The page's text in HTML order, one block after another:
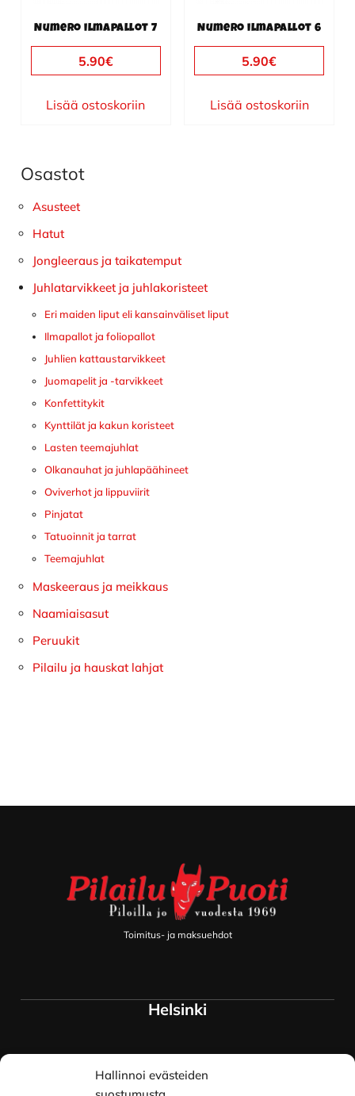
Hallinnoi evästeiden
Numero ilmapallot 7
5.90€
Lisää ostoskoriin
Numero ilmapallot 6
5.90€
Lisää ostoskoriin
Ensisijainen
sivupalkki
Osastot
Asusteet
Hatut
Jongleeraus ja taikatemput
Juhlatarvikkeet ja juhlakoristeet
Eri maiden liput eli kansainväliset liput
Ilmapallot ja foliopallot
Juhlien kattaustarvikkeet
Juomapelit ja -tarvikkeet
Konfettitykit
Kynttilät ja kakun koristeet
Lasten teemajuhlat
Olkanauhat ja juhlapäähineet
Oviverhot ja lippuviirit
Pinjatat
Tatuoinnit ja tarrat
Teemajuhlat
Maskeeraus ja meikkaus
Naamiaisasut
Peruukit
Pilailu ja hauskat lahjat
Toimitus- ja maksuehdot
Helsinki
Myymälä ja keskusvarasto
Siltavuorenranta 18
00170 Helsinki